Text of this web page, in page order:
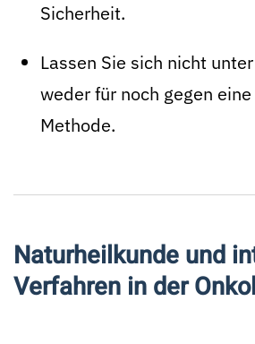
Sicherheit.
Lassen Sie sich nicht
weder für noch gegen
Methode.
Naturheilkunde und
Verfahren in der